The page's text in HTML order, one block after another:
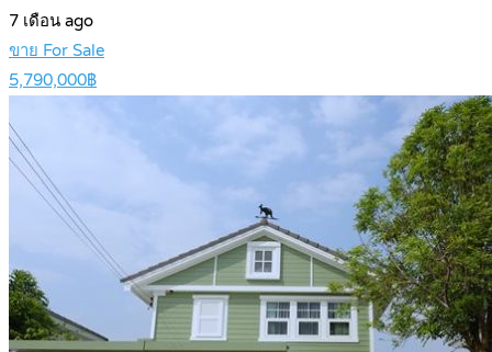
7 เดือน ago
ขาย For Sale
5,790,000฿